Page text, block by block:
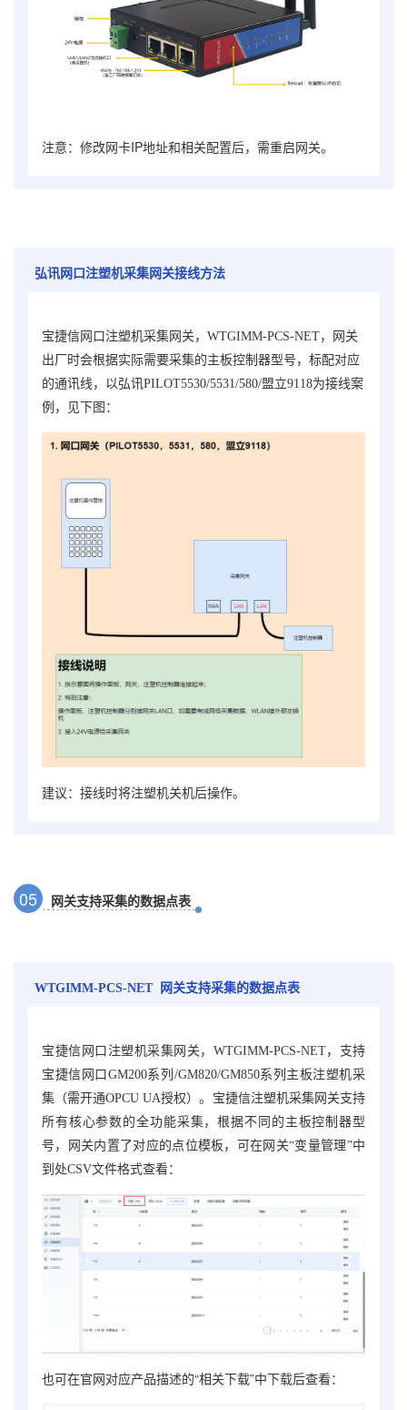
注意：修改网卡IP地址和相关配置后，需重启网关。
弘讯网口注塑机采集网关接线方法
宝捷信网口注塑机采集网关，WTGIMM-PCS-NET，
网关
出厂时会根据实际需要采集的主板控制器型号，标配对应
的通讯线，以弘讯PILOT5530/5531/580/盟立9118为接线案
例，见下图：
建议：接线时将注塑机关机后操作。
05 网关支持采集的数据点表
WTGIMM-PCS-NET 网关支持采集的数据点表
宝捷信网口注塑机采集网关，WTGIMM-PCS-NET， 支持
宝捷信网口GM200系列/GM820/GM850系列主板注塑机采
集（需开通OPCU UA授权）。 宝捷信注塑机采集网关支持
所有核心参数的全功能采集，根据不同的主板控制器型
号，网关内置了对应的点位模板，可在网关“变量管理”中
到处CSV文件格式查看：
也可在官网对应产品描述的“相关下载”中下载后查看：